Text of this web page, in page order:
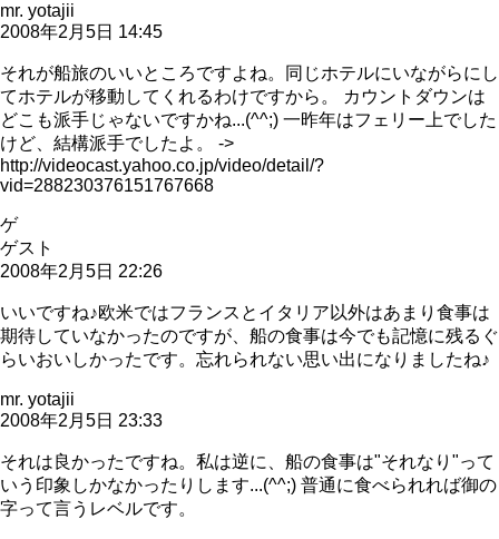
mr. yotajii
2008年2月5日 14:45
それが船旅のいいところですよね。同じホテルにいながらにし
てホテルが移動してくれるわけですから。 カウントダウンは
どこも派手じゃないですかね...(^^;) 一昨年はフェリー上でした
けど、結構派手でしたよ。 ->
http://videocast.yahoo.co.jp/video/detail/?
vid=288230376151767668
ゲ
ゲスト
2008年2月5日 22:26
いいですね♪欧米ではフランスとイタリア以外はあまり食事は
期待していなかったのですが、船の食事は今でも記憶に残るぐ
らいおいしかったです。忘れられない思い出になりましたね♪
mr. yotajii
2008年2月5日 23:33
それは良かったですね。私は逆に、船の食事は"それなり"って
いう印象しかなかったりします...(^^;) 普通に食べられれば御の
字って言うレベルです。